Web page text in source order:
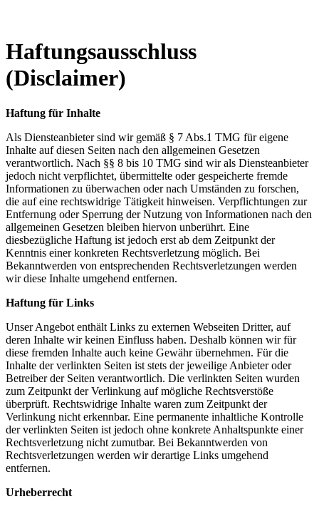
Haftungsausschluss
(Disclaimer)
Haftung für Inhalte
Als Diensteanbieter sind wir gemäß § 7 Abs.1 TMG für eigene
Inhalte auf diesen Seiten nach den allgemeinen Gesetzen
verantwortlich. Nach §§ 8 bis 10 TMG sind wir als Diensteanbieter
jedoch nicht verpflichtet, übermittelte oder gespeicherte fremde
Informationen zu überwachen oder nach Umständen zu forschen,
die auf eine rechtswidrige Tätigkeit hinweisen. Verpflichtungen zur
Entfernung oder Sperrung der Nutzung von Informationen nach den
allgemeinen Gesetzen bleiben hiervon unberührt. Eine
diesbezügliche Haftung ist jedoch erst ab dem Zeitpunkt der
Kenntnis einer konkreten Rechtsverletzung möglich. Bei
Bekanntwerden von entsprechenden Rechtsverletzungen werden
wir diese Inhalte umgehend entfernen.
Haftung für Links
Unser Angebot enthält Links zu externen Webseiten Dritter, auf
deren Inhalte wir keinen Einfluss haben. Deshalb können wir für
diese fremden Inhalte auch keine Gewähr übernehmen. Für die
Inhalte der verlinkten Seiten ist stets der jeweilige Anbieter oder
Betreiber der Seiten verantwortlich. Die verlinkten Seiten wurden
zum Zeitpunkt der Verlinkung auf mögliche Rechtsverstöße
überprüft. Rechtswidrige Inhalte waren zum Zeitpunkt der
Verlinkung nicht erkennbar. Eine permanente inhaltliche Kontrolle
der verlinkten Seiten ist jedoch ohne konkrete Anhaltspunkte einer
Rechtsverletzung nicht zumutbar. Bei Bekanntwerden von
Rechtsverletzungen werden wir derartige Links umgehend
entfernen.
Urheberrecht